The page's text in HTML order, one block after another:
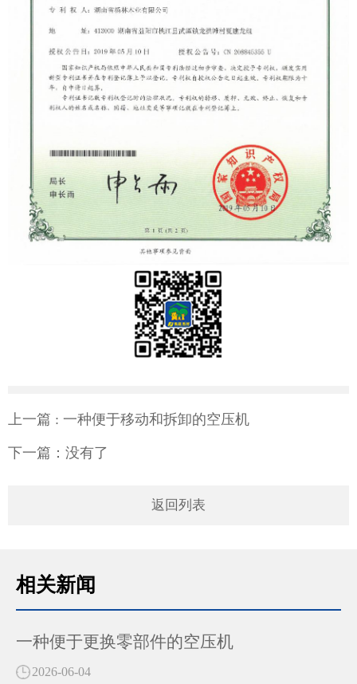
上一篇 : 一种便于移动和拆卸的空压机
下一篇：没有了
返回列表
相关新闻
一种便于更换零部件的空压机
2026-06-04